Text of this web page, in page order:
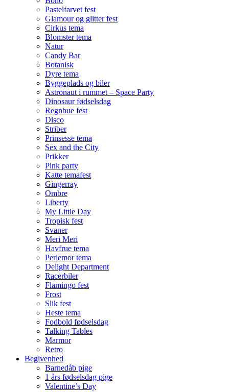
Pastelfarvet fest
Glamour og glitter fest
Cirkus tema
Blomster tema
Natur
Candy Bar
Botanisk
Dyre tema
Byggeplads og biler
Astronaut i rummet – Space Party
Dinosaur fødselsdag
Regnbue fest
Disco
Striber
Prinsesse tema
Sex and the City
Prikker
Pink party
Katte temafest
Gingerray
Ombre
Liberty
My Little Day
Tropisk fest
Svaner
Meri Meri
Havfrue tema
Perlemor tema
Delight Department
Racerbiler
Flamingo fest
Frost
Slik fest
Heste tema
Fodbold fødselsdag
Talking Tables
Marmor
Retro
Begivenhed
Barnedåb pige
1 års fødselsdag pige
Valentine’s Day